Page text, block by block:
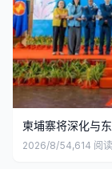
柬埔寨将深化与
2026/8/54,614 阅读